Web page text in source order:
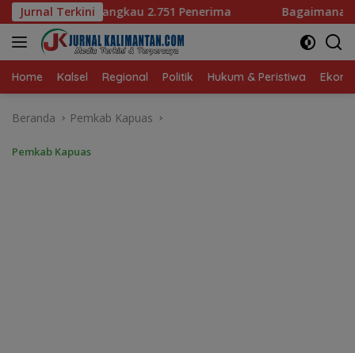
Langsung
ke
konten
Jurnal Terkini
Penerima Bagaimana KIP Hadapi Deepfake dan
Home Kalsel Regional Politik Hukum & Peristiwa
Beranda Pemkab Kapuas
Pemkab Kapuas